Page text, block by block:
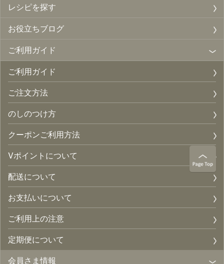
レシピを探す
お役立ちブログ
ご利用ガイド
ご利用ガイド
ご注文方法
のしのつけ方
クーポンご利用方法
Vポイントについて
配送について
お支払いについて
ご利用上の注意
定期便について
会員さま情報